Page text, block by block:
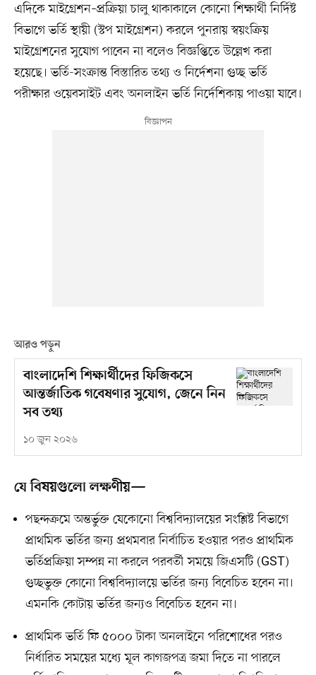
এদিকে মাইগ্রেশন–প্রক্রিয়া চালু থাকাকালে কোনো শিক্ষার্থী নির্দিষ্ট
বিভাগে ভর্তি স্থায়ী (স্টপ মাইগ্রেশন) করলে পুনরায় স্বয়ংক্রিয়
মাইগ্রেশনের সুযোগ পাবেন না বলেও বিজ্ঞপ্তিতে উল্লেখ করা
হয়েছে। ভর্তি-সংক্রান্ত বিস্তারিত তথ্য ও নির্দেশনা গুচ্ছ ভর্তি
পরীক্ষার ওয়েবসাইট এবং অনলাইন ভর্তি নির্দেশিকায় পাওয়া যাবে।
আরও পড়ুন
বাংলাদেশি শিক্ষার্থীদের ফিজিকসে
আন্তর্জাতিক গবেষণার সুযোগ, জেনে নিন
সব তথ্য
১০ জুন ২০২৬
যে বিষয়গুলো লক্ষণীয়—
পছন্দক্রমে অন্তর্ভুক্ত যেকোনো বিশ্ববিদ্যালয়ের সংশ্লিষ্ট বিভাগে
প্রাথমিক ভর্তির জন্য প্রথমবার নির্বাচিত হওয়ার পরও প্রাথমিক
ভর্তিপ্রক্রিয়া সম্পন্ন না করলে পরবর্তী সময়ে জিএসটি (GST)
গুচ্ছভুক্ত কোনো বিশ্ববিদ্যালয়ে ভর্তির জন্য বিবেচিত হবেন না।
এমনকি কোটায় ভর্তির জন্যও বিবেচিত হবেন না।
প্রাথমিক ভর্তি ফি ৫০০০ টাকা অনলাইনে পরিশোধের পরও
নির্ধারিত সময়ের মধ্যে মূল কাগজপত্র জমা দিতে না পারলে